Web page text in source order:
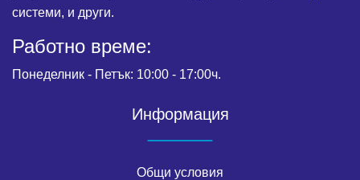
системи, и други.
Работно време:
Понеделник - Петък: 10:00 - 17:00ч.
Информация
Общи условия